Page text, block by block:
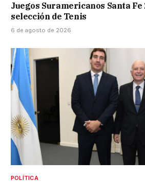
Juegos Suramericanos Santa Fe
selección de Tenis
6 de agosto de 2026
POLÍTICA